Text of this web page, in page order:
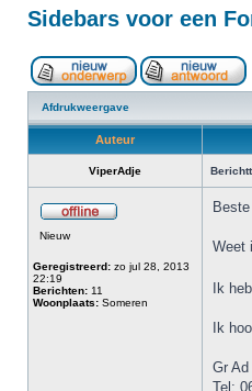
Sidebars voor een
Afdrukweergave
Auteur
ViperAdje
Nieuw
Geregistreerd: zo jul 28, 2013
22:19
Berichten: 11
Woonplaats: Someren
Weet
Ik
Ik
Gr Ad
Tel: